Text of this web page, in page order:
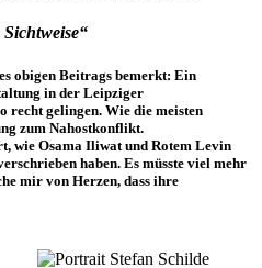
obigen Beitrags bemerkt: Ein
in der Leipziger
recht gelingen. Wie die meisten
zum Nahostkonflikt.
wie Osama Iliwat und Rotem Levin
haben. Es müsste viel mehr
mir von Herzen, dass ihre